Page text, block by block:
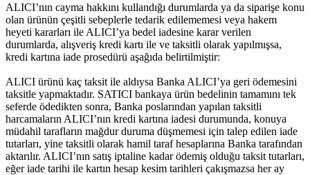
ALICI’nın cayma hakkını kullandığı durumlarda ya da siparişe konu
olan ürünün çeşitli sebeplerle tedarik edilememesi veya hakem
heyeti kararları ile ALICI’ya bedel iadesine karar verilen
durumlarda, alışveriş kredi kartı ile ve taksitli olarak yapılmışsa,
kredi kartına iade prosedürü aşağıda belirtilmiştir:
ALICI ürünü kaç taksit ile aldıysa Banka ALICI’ya geri ödemesini
taksitle yapmaktadır. SATICI bankaya ürün bedelinin tamamını tek
seferde ödedikten sonra, Banka poslarından yapılan taksitli
harcamaların ALICI’nın kredi kartına iadesi durumunda, konuya
müdahil tarafların mağdur duruma düşmemesi için talep edilen iade
tutarları, yine taksitli olarak hamil taraf hesaplarına Banka tarafından
aktarılır. ALICI’nın satış iptaline kadar ödemiş olduğu taksit tutarları,
eğer iade tarihi ile kartın hesap kesim tarihleri çakışmazsa her ay